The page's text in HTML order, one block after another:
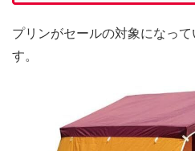
プリンがセールの対象になっ
す。